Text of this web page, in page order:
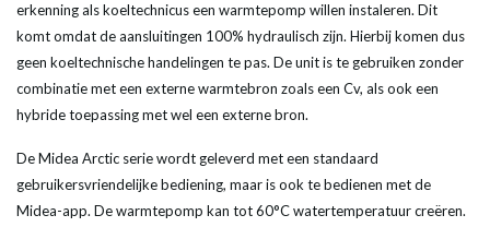
erkenning als koeltechnicus een warmtepomp willen instaleren. Dit
komt omdat de aansluitingen 100% hydraulisch zijn. Hierbij komen dus
geen koeltechnische handelingen te pas. De unit is te gebruiken zonder
combinatie met een externe warmtebron zoals een Cv, als ook een
hybride toepassing met wel een externe bron.
De Midea Arctic serie wordt geleverd met een standaard
gebruikersvriendelijke bediening, maar is ook te bedienen met de
Midea-app. De warmtepomp kan tot 60°C watertemperatuur creëren.